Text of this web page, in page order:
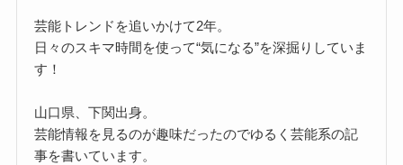
芸能トレンドを追いかけて2年。
日々のスキマ時間を使って“気になる”を深掘りしていま
す！
山口県、下関出身。
芸能情報を見るのが趣味だったのでゆるく芸能系の記
事を書いています。